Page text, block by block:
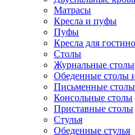
Матрасы
Кресла и пуфы
Пуфы
Кресла для
Столы
Журнальные столы
Обеденные столы
Письменные столы
Консольные столы
Приставные столы
Стулья
Обеденные стулья